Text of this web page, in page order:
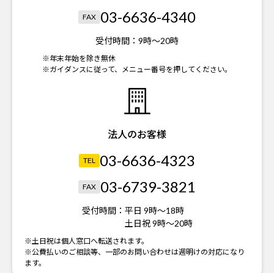
FAX 03-6636-4340
受付時間： 9時～20時
※年末年始を除き無休
※ガイダンスに従って、メニュー番号を押してください。
法人のお客様
TEL 03-6636-4323
FAX 03-6739-3821
受付時間： 平日 9時～18時
土日祝 9時～20時
※土日祝は個人窓口へ転送されます。
※公費払いのご相談等、一部のお問い合わせは週明けの対応になり
ます。